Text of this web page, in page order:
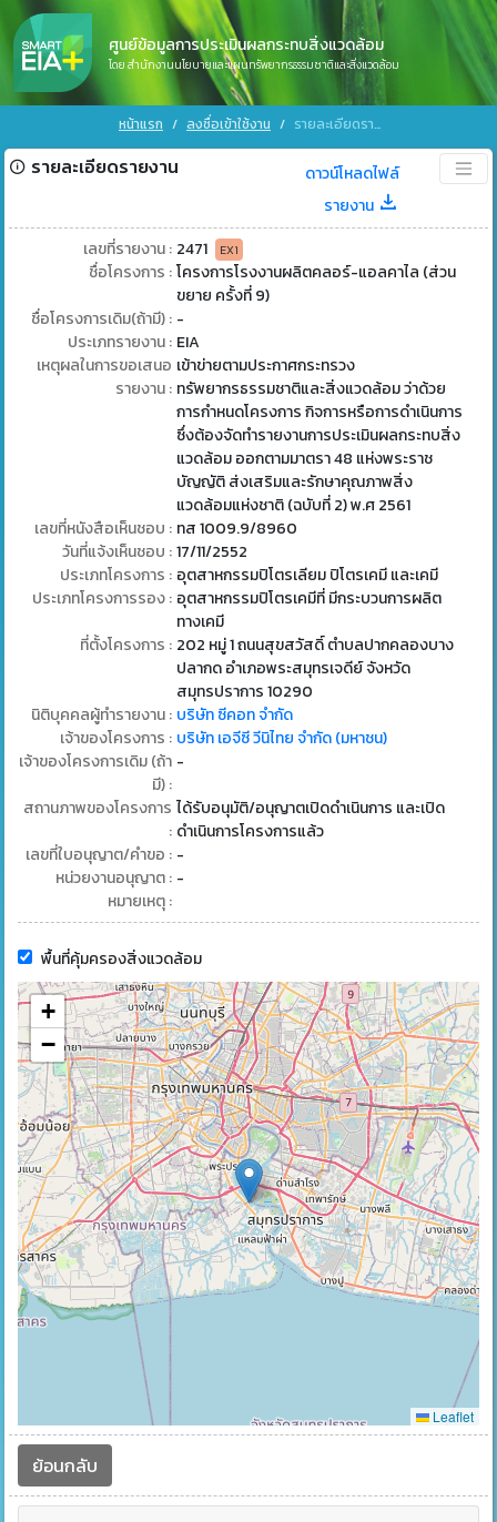
ศูนย์ข้อมูลการประเมินผลกระทบสิ่งแวดล้อม
โดย สำนักงานนโยบายและแผนทรัพยากรธรรมชาติและสิ่งแวดล้อม
หน้าแรก ลงชื่อเข้าใช้งาน รายละเอียดรายงาน
รายละเอียดรายงาน
ดาวน์โหลดไฟล์
รายงาน
เลขที่รายงาน : 2471 EX1
ชื่อโครงการ : โครงการโรงงานผลิตคลอร์-แอลคาไล (ส่วน
ขยาย ครั้งที่ 9)
ชื่อโครงการเดิม(ถ้ามี) : -
ประเภทรายงาน : EIA
เหตุผลในการขอเสนอ
รายงาน :
เข้าข่ายตามประกาศกระทรวง
ทรัพยากรธรรมชาติและสิ่งแวดล้อม ว่าด้วย
การกำหนดโครงการ กิจการหรือการดำเนินการ
ซึ่งต้องจัดทำรายงานการประเมินผลกระทบสิ่ง
แวดล้อม ออกตามมาตรา 48 แห่งพระราช
บัญญัติ ส่งเสริมและรักษาคุณภาพสิ่ง
แวดล้อมแห่งชาติ (ฉบับที่ 2) พ.ศ 2561
เลขที่หนังสือเห็นชอบ : ทส 1009.9/8960
วันที่แจ้งเห็นชอบ : 17/11/2552
ประเภทโครงการ : อุตสาหกรรมปิโตรเลียม ปิโตรเคมี และเคมี
ประเภทโครงการรอง : อุตสาหกรรมปิโตรเคมีที่ มีกระบวนการผลิต
ทางเคมี
ที่ตั้งโครงการ : 202 หมู่ 1 ถนนสุขสวัสดิ์ ตำบลปากคลองบาง
ปลากด อำเภอพระสมุทรเจดีย์ จังหวัด
สมุทรปราการ 10290
นิติบุคคลผู้ทำรายงาน : บริษัท ซีคอท จำกัด
เจ้าของโครงการ : บริษัท เอจีซี วีนิไทย จำกัด (มหาชน)
เจ้าของโครงการเดิม (ถ้า
มี) :
-
สถานภาพของโครงการ
:
ได้รับอนุมัติ/อนุญาตเปิดดำเนินการ และเปิด
ดำเนินการโครงการแล้ว
เลขที่ใบอนุญาต/คำขอ : -
หน่วยงานอนุญาต : -
หมายเหตุ :
พื้นที่คุ้มครองสิ่งแวดล้อม
+
−
Leaflet
ย้อนกลับ